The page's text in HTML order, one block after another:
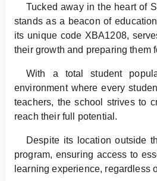
Tucked away in the heart of
stands as a beacon of
its unique code XBA1208,
their growth and preparing them
With a total student
environment where every
teachers, the school strives to
reach their full potential.
Despite its location outside
program, ensuring access to
learning experience, regardless